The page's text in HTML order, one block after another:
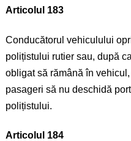
Articolul 183
Conducătorul vehiculului
polițistului rutier sau, după
obligat să rămână în
pasageri să nu deschidă
polițistului.
Articolul 184